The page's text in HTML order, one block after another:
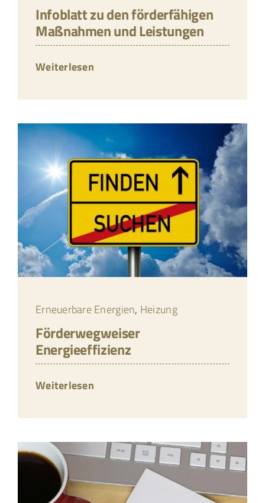
Infoblatt zu den förderfähigen
Maßnahmen und Leistungen
Weiterlesen
Erneuerbare Energien, Heizung
Förderwegweiser
Energieeffizienz
Weiterlesen